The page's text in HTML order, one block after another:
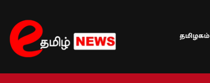
Skip
to
content
தமிழகம்